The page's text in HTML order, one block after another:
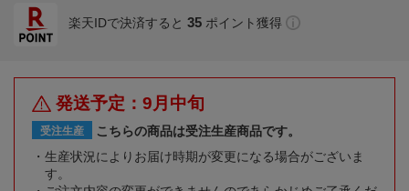
楽天IDで決済すると 35 ポイント獲得
発送予定：9月中旬
受注生産
こちらの商品は受注生産商品です。
生産状況によりお届け時期が変更になる場合がございま
す。